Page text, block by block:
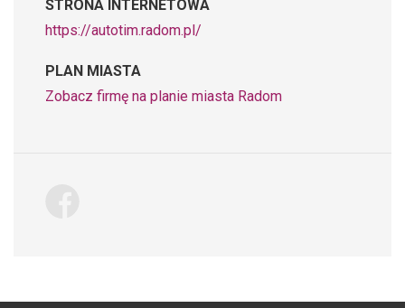
STRONA INTERNETOWA
https://autotim.radom.pl/
PLAN MIASTA
Zobacz firmę na planie miasta Radom